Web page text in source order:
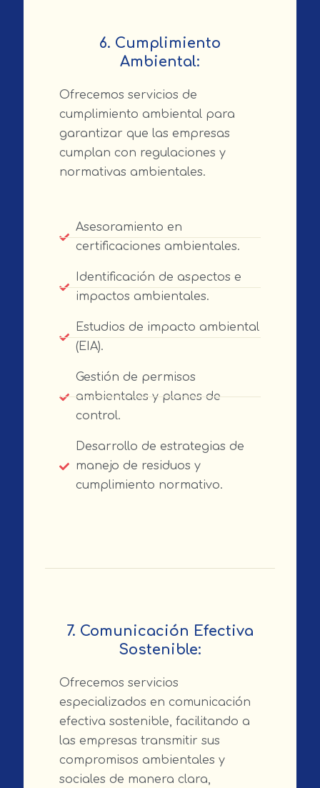
6. Cumplimiento
Ambiental:
Ofrecemos servicios de
cumplimiento ambiental para
garantizar que las empresas
cumplan con regulaciones y
normativas ambientales.
Asesoramiento en
certificaciones ambientales.
Identificación de aspectos e
impactos ambientales.
Estudios de impacto ambiental
(EIA).
Gestión de permisos
ambientales y planes de
control.
Desarrollo de estrategias de
manejo de residuos y
cumplimiento normativo.
7. Comunicación Efectiva
Sostenible:
Ofrecemos servicios
especializados en comunicación
efectiva sostenible, facilitando a
las empresas transmitir sus
compromisos ambientales y
sociales de manera clara,